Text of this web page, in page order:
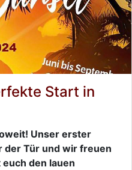
Start in
Unser erster
der Tür und wir freuen
den lauen